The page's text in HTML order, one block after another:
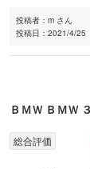
投稿者： m さん
投稿日： 2021/4/25
ＢＭＷ ＢＭＷ
総合評価